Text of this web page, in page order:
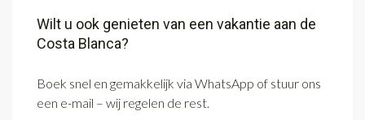
Wilt u ook genieten van een vakantie aan de
Costa Blanca?
Boek snel en gemakkelijk via WhatsApp of stuur ons
een e-mail – wij regelen de rest.